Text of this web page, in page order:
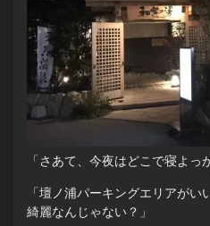
「さあて、今夜はどこで寝よっ
「壇ノ浦パーキングエリアが
綺麗なんじゃない？」